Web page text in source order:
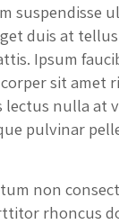
suspendisse
duis at
Ipsum
sit amet
lectus nulla at
pulvinar
non
rhoncus